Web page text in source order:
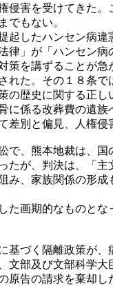
害を受けてきた
でもない。
したハンセン病
」が「ハンセン
を講ずることが
た。その１８条
歴史に関する正
係る改葬費の遺
別と偏見、人権侵
、熊本地裁は、
が、判決は、「
、家族関係の形
画期的なものと
づく隔離政策が
部及び文部科学
告の請求を棄却